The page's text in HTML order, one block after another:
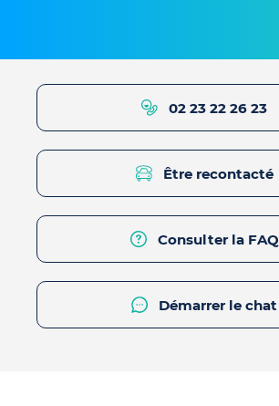
02 23 22 26 23
Être recontacté
Consulter la FAQ
Démarrer le chat